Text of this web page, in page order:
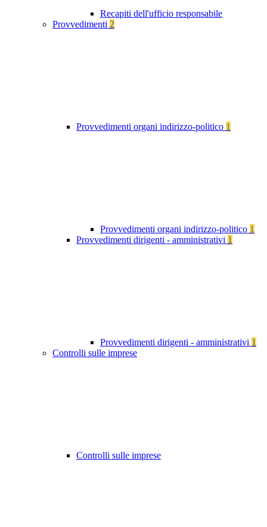
Recapiti dell'ufficio responsabile
Provvedimenti 2
Provvedimenti organi indirizzo-politico 1
Provvedimenti organi indirizzo-politico 1
Provvedimenti dirigenti - amministrativi 1
Provvedimenti dirigenti - amministrativi 1
Controlli sulle imprese
Controlli sulle imprese